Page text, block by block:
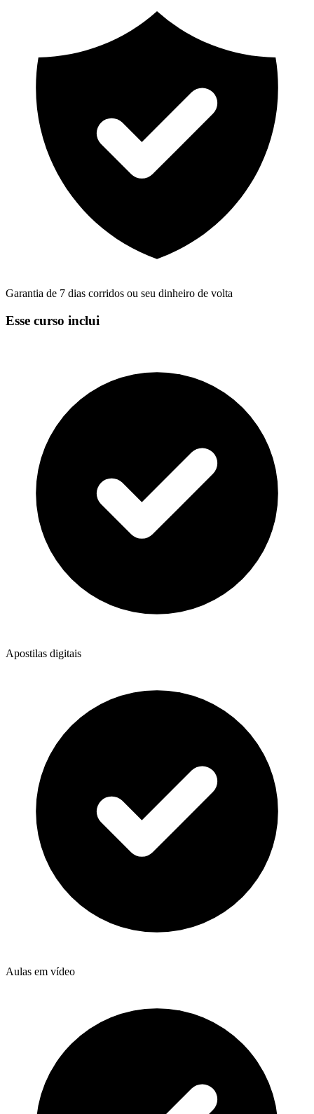
Garantia de 7 dias corridos ou seu dinheiro de volta
Esse curso inclui
Apostilas digitais
Aulas em vídeo